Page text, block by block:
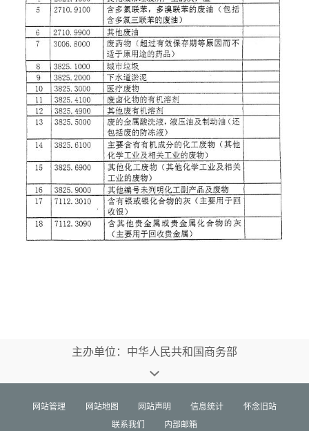
主办单位：中华人民共和国商务部
网站管理 网站地图 网站声明 信息统计
怀念旧站
联系我们
内部邮箱